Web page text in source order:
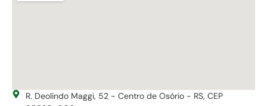
R. Deolindo Maggi, 52 - Centro de Osório - RS, CEP